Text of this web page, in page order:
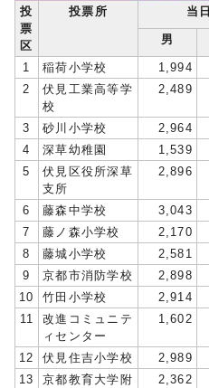
投
票
区
投票所 当
男
1 稲荷小学校 1,994
2
伏見工業高等学
校
2,489
3 砂川小学校 2,964
4
深草幼稚園 1,539
5
伏見区役所深草
支所
2,896
6 藤森中学校 3,043
7
藤ノ森小学校 2,170
8
藤城小学校 2,581
9
京都市消防学校 2,898
10
竹田小学校 2,914
11
改進コミュニテ
ィセンター
1,602
12 伏見住吉小学校 2,989
13
京都教育大学附
2,362